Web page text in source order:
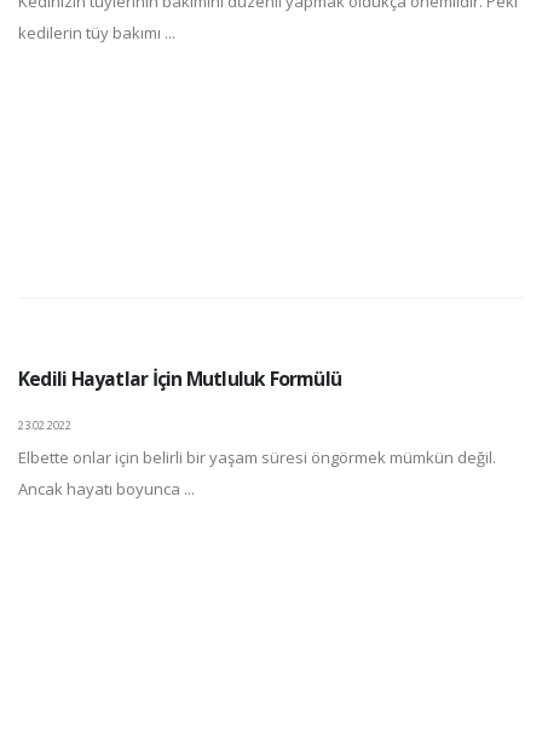
kedilerin tüy bakımı ...
Kedili Hayatlar İçin Mutluluk Formülü
23.02.2022
Elbette onlar için belirli bir yaşam süresi öngörmek mümkün değil.
Ancak hayatı boyunca ...